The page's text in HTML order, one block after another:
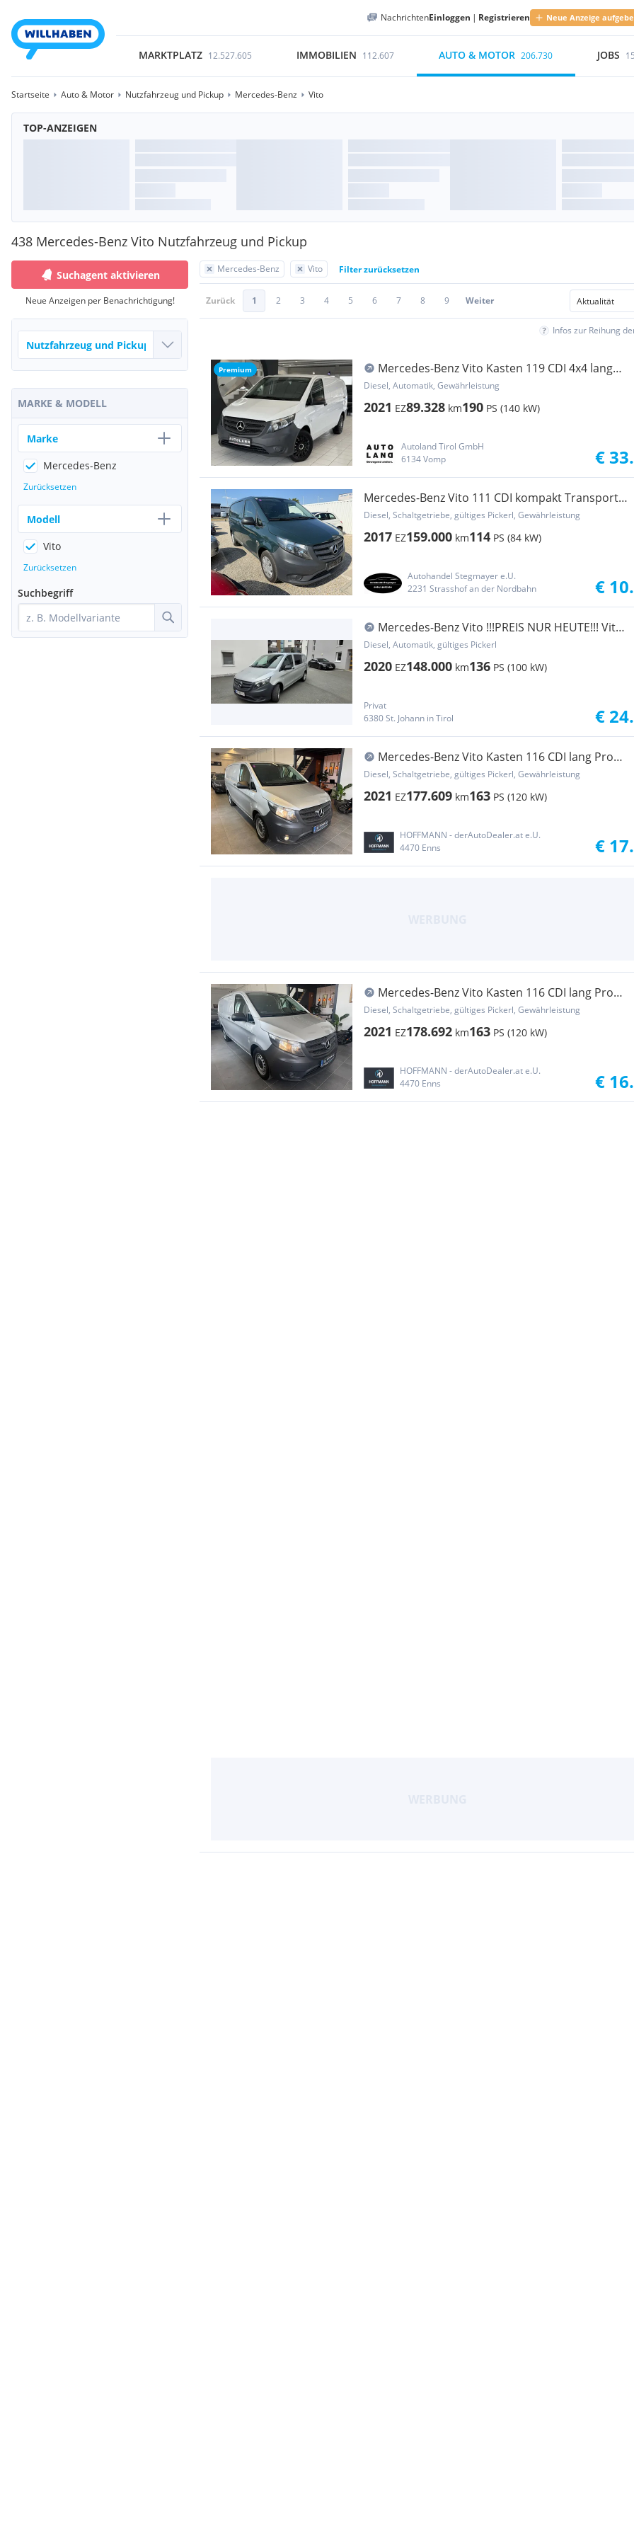
NachrichtenEinloggen | Registrieren Neue Anzeige
MARKTPLATZ 12.527.605 IMMOBILIEN 112.607 AUTO & MOTOR 206.730 JOBS
Startseite Auto & Motor Nutzfahrzeug und Pickup Mercedes-Benz Vito
TOP-ANZEIGEN
438 Mercedes-Benz Vito Nutzfahrzeug und Pickup
Mercedes-Benz Vito Filter zurücksetzen
Zurück 1 2 3 4 5 6 7 8 9 Weiter
Infos zur Reihung
Premium
Mercedes-Benz Vito Kasten 119 CDI 4x4 lang
Transporter / Kastenwagen
Diesel, Automatik, Gewährleistung
2021 EZ89.328 km190 PS (140 kW)
Autoland Tirol GmbH
6134 Vomp
€
Mercedes-Benz Vito 111 CDI kompakt Transporter
/ Kastenwagen
Diesel, Schaltgetriebe, gültiges Pickerl, Gewährleistung
2017 EZ159.000 km114 PS (84 kW)
Autohandel Stegmayer e.U.
2231 Strasshof an der Nordbahn
€
Mercedes-Benz Vito !!!PREIS NUR HEUTE!!! Vito
114 Cdi Mixto 4x4 kompakt Transporter /
Kastenwagen
Diesel, Automatik, gültiges Pickerl
2020 EZ148.000 km136 PS (100 kW)
Privat
6380 St. Johann in Tirol
€
Mercedes-Benz Vito Kasten 116 CDI lang Pro
Transporter / Kastenwagen
Diesel, Schaltgetriebe, gültiges Pickerl, Gewährleistung
2021 EZ177.609 km163 PS (120 kW)
HOFFMANN - derAutoDealer.at e.U.
4470 Enns
€
Mercedes-Benz Vito Kasten 116 CDI lang Pro
Transporter / Kastenwagen
Diesel, Schaltgetriebe, gültiges Pickerl, Gewährleistung
2021 EZ178.692 km163 PS (120 kW)
HOFFMANN - derAutoDealer.at e.U.
4470 Enns
€
Suchagent aktivieren
Neue Anzeigen per Benachrichtigung!
MARKE & MODELL
Marke
Mercedes-Benz
Zurücksetzen
Modell
Vito
Zurücksetzen
Suchbegriff